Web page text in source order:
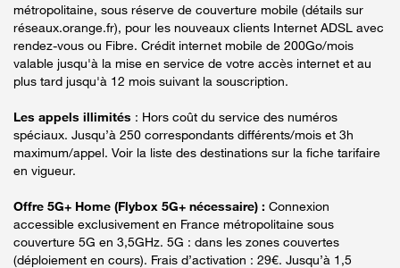
métropolitaine, sous réserve de couverture mobile (détails sur
réseaux.orange.fr), pour les nouveaux clients Internet ADSL avec
rendez-vous ou Fibre. Crédit internet mobile de 200Go/mois
valable jusqu'à la mise en service de votre accès internet et au
plus tard jusqu'à 12 mois suivant la souscription.
Les appels illimités : Hors coût du service des numéros
spéciaux. Jusqu’à 250 correspondants différents/mois et 3h
maximum/appel. Voir la liste des destinations sur la fiche tarifaire
en vigueur.
Offre 5G+ Home (Flybox 5G+ nécessaire) : Connexion
accessible exclusivement en France métropolitaine sous
couverture 5G en 3,5GHz. 5G : dans les zones couvertes
(déploiement en cours). Frais d’activation : 29€. Jusqu’à 1,5